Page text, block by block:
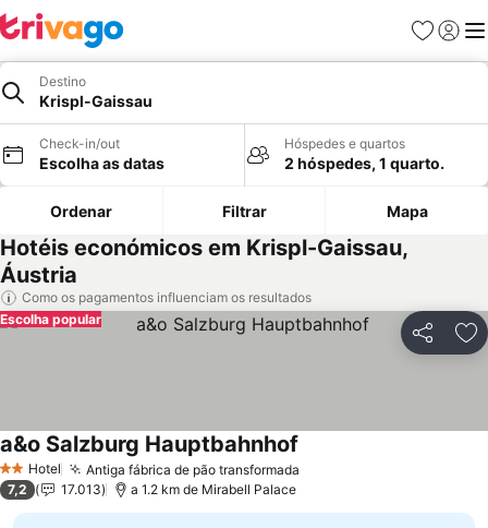
Favoritos
Iniciar
Destino
Krispl-Gaissau
Check-in/out
Escolha as datas
Hóspedes e quartos
2 hóspedes, 1 quarto.
Ordenar Filtrar Mapa
Hotéis económicos em Krispl-Gaissau,
Áustria
Como os pagamentos influenciam os resultados
Partilhar
Escolha popular
2 Estrelas
Hotel Antiga fábrica de pão transformada
a&o Salzburg Hauptbahnhof
7,2 17.013 a 1.2 km de Mirabell Palace